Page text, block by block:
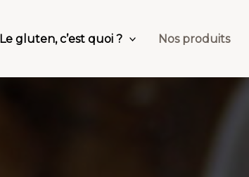
Le gluten, c’est quoi ? Nos produits